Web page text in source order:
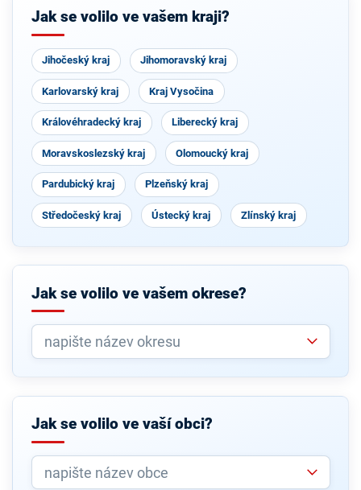
Jak se volilo ve vašem kraji?
Jihočeský kraj Jihomoravský kraj
Karlovarský kraj Kraj Vysočina
Královéhradecký kraj Liberecký kraj
Moravskoslezský kraj Olomoucký kraj
Pardubický kraj Plzeňský kraj
Středočeský kraj Ústecký kraj Zlínský kraj
Jak se volilo ve vašem okrese?
Jak se volilo ve vaší obci?